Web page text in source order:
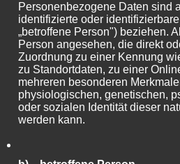
Personenbezogene Daten sind
identifizierte oder
„betroffene Person") beziehen.
Person angesehen, die direkt
Zuordnung zu einer Kennung
zu Standortdaten, zu einer
mehreren besonderen
physiologischen, genetischen,
oder sozialen Identität dieser
werden kann.